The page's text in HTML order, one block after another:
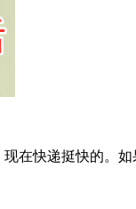
在快递挺快的。